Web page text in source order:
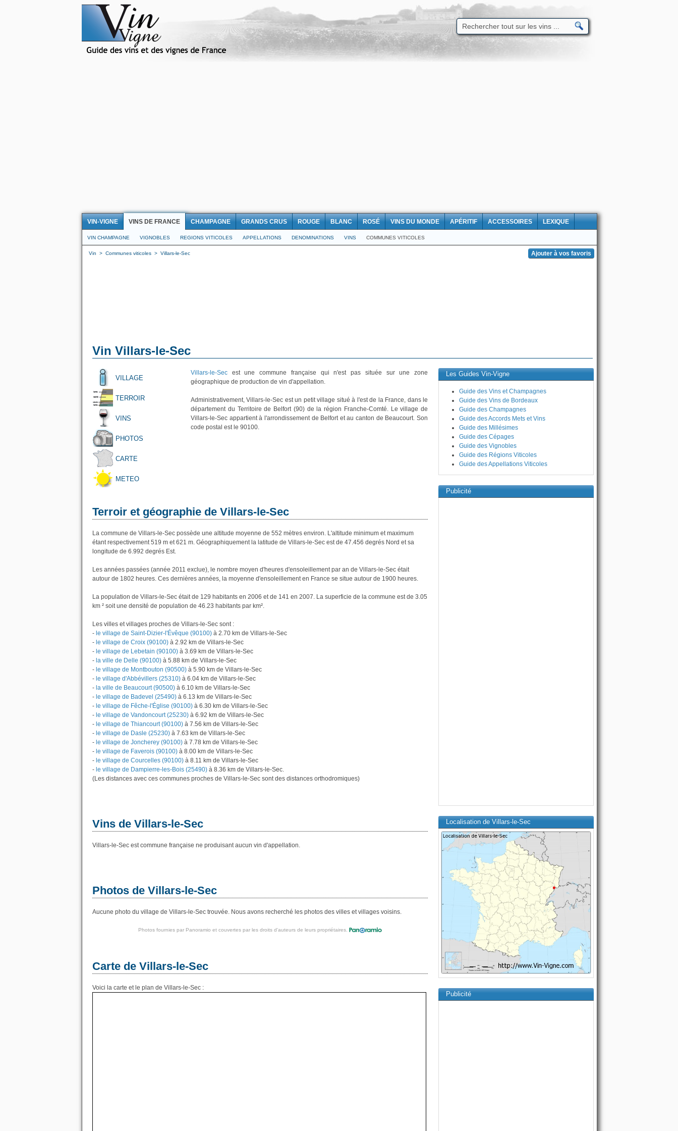
VIN-VIGNE VINS DE FRANCE CHAMPAGNE GRANDS CRUS ROUGE BLANC ROSÉ VINS DU MONDE APÉRITIF ACCESSOIRES LEXIQUE
VIN CHAMPAGNE VIGNOBLES REGIONS VITICOLES APPELLATIONS DENOMINATIONS VINS COMMUNES VITICOLES
Vin > Communes viticoles > Villars-le-Sec
Vin Villars-le-Sec
VILLAGE
TERROIR
VINS
PHOTOS
CARTE
METEO
Villars-le-Sec est une commune française qui n'est pas située sur une zone
géographique de production de vin d'appellation.
Administrativement, Villars-le-Sec est un petit village situé à l'est de la France, dans le
département du Territoire de Belfort (90) de la région Franche-Comté. Le village de
Villars-le-Sec appartient à l'arrondissement de Belfort et au canton de Beaucourt. Son
code postal est le 90100.
Terroir et géographie de Villars-le-Sec
La commune de Villars-le-Sec possède une altitude moyenne de 552 mètres environ. L'altitude minimum et maximum
étant respectivement 519 m et 621 m. Géographiquement la latitude de Villars-le-Sec est de 47.456 degrés Nord et sa
longitude de 6.992 degrés Est.
Les années passées (année 2011 exclue), le nombre moyen d'heures d'ensoleillement par an de Villars-le-Sec était
autour de 1802 heures. Ces dernières années, la moyenne d'ensoleillement en France se situe autour de 1900 heures.
La population de Villars-le-Sec était de 129 habitants en 2006 et de 141 en 2007. La superficie de la commune est de 3.05
km ² soit une densité de population de 46.23 habitants par km².
Les villes et villages proches de Villars-le-Sec sont :
- le village de Saint-Dizier-l'Évêque (90100) à 2.70 km de Villars-le-Sec
- le village de Croix (90100) à 2.92 km de Villars-le-Sec
- le village de Lebetain (90100) à 3.69 km de Villars-le-Sec
- la ville de Delle (90100) à 5.88 km de Villars-le-Sec
- le village de Montbouton (90500) à 5.90 km de Villars-le-Sec
- le village d'Abbévillers (25310) à 6.04 km de Villars-le-Sec
- la ville de Beaucourt (90500) à 6.10 km de Villars-le-Sec
- le village de Badevel (25490) à 6.13 km de Villars-le-Sec
- le village de Fêche-l'Église (90100) à 6.30 km de Villars-le-Sec
- le village de Vandoncourt (25230) à 6.92 km de Villars-le-Sec
- le village de Thiancourt (90100) à 7.56 km de Villars-le-Sec
- le village de Dasle (25230) à 7.63 km de Villars-le-Sec
- le village de Joncherey (90100) à 7.78 km de Villars-le-Sec
- le village de Faverois (90100) à 8.00 km de Villars-le-Sec
- le village de Courcelles (90100) à 8.11 km de Villars-le-Sec
- le village de Dampierre-les-Bois (25490) à 8.36 km de Villars-le-Sec.
(Les distances avec ces communes proches de Villars-le-Sec sont des distances orthodromiques)
Vins de Villars-le-Sec
Villars-le-Sec est commune française ne produisant aucun vin d'appellation.
Photos de Villars-le-Sec
Aucune photo du village de Villars-le-Sec trouvée. Nous avons recherché les photos des villes et villages voisins.
Photos fournies par Panoramio et couvertes par les droits d'auteurs de leurs propriétaires.
Carte de Villars-le-Sec
Voici la carte et le plan de Villars-le-Sec :
Les Guides Vin-Vigne
Guide des Vins et Champagnes
Guide des Vins de Bordeaux
Guide des Champagnes
Guide des Accords Mets et Vins
Guide des Millésimes
Guide des Cépages
Guide des Vignobles
Guide des Régions Viticoles
Guide des Appellations Viticoles
Publicité
Localisation de Villars-le-Sec
Publicité